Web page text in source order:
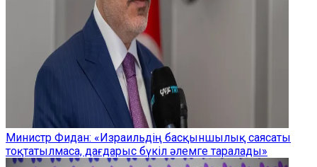
Министр Фидан: «Израильдің басқыншылық саясаты
тоқтатылмаса, дағдарыс бүкіл әлемге таралады»